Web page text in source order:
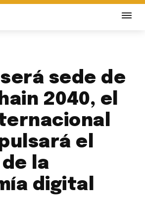
será sede de
2040, el
el
la
digital